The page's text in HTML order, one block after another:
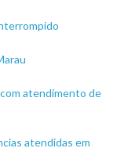
atendimento de
atendidas em